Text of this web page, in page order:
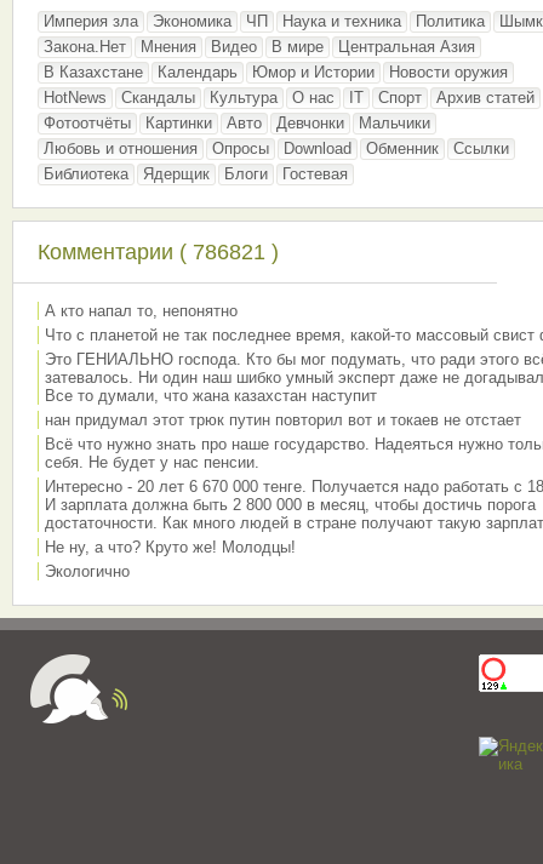
Империя зла Экономика ЧП Наука и техника Политика
Закона.Нет
Мнения Видео В мире
Центральная Азия
В Казахстане
Календарь Юмор и Истории
Новости оружия
HotNews
Скандалы Культура О нас IT Спорт
Архив статей
Фотоотчёты
Картинки Авто Девчонки
Мальчики
Любовь и отношения
Опросы Download Обменник
Ссылки
Библиотека
Ядерщик Блоги Гостевая
Комментарии ( 786821 )
А кто напал то, непонятно
Что с планетой не так последнее время, какой-то массовый свист
Это ГЕНИАЛЬНО господа. Кто бы мог подумать, что ради этого
затевалось. Ни один наш шибко умный эксперт даже не
Все то думали, что жана казахстан наступит
нан придумал этот трюк путин повторил вот и токаев не отстает
Всё что нужно знать про наше государство. Надеяться нужно
себя. Не будет у нас пенсии.
Интересно - 20 лет 6 670 000 тенге. Получается надо работать с
И зарплата должна быть 2 800 000 в месяц, чтобы достичь порога
достаточности. Как много людей в стране получают такую
Не ну, а что? Круто же! Молодцы!
Экологично